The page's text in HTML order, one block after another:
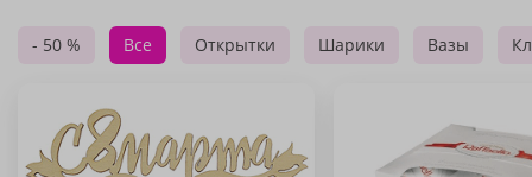
- 50 % Все Открытки Шарики Вазы